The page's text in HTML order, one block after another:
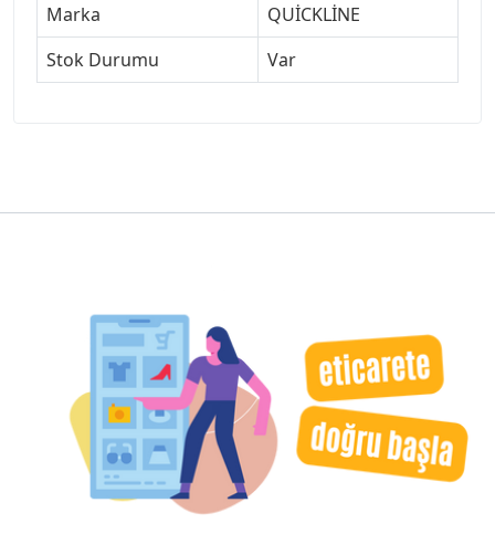
Marka
QUİCKLİNE
Stok Durumu
Var